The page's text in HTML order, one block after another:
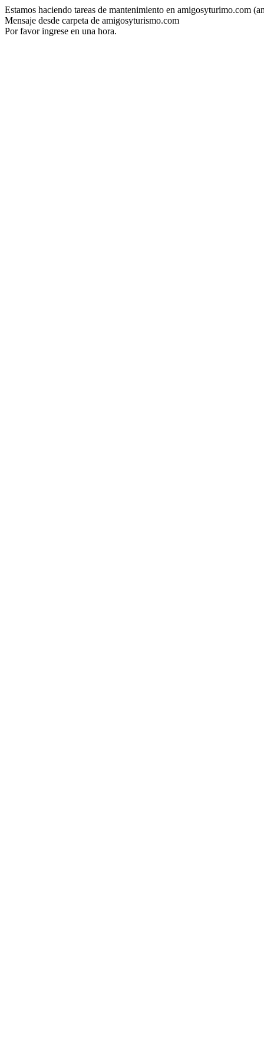
Estamos haciendo tareas de mantenimiento en amigosyturimo.com
Mensaje desde carpeta de amigosyturismo.com
Por favor ingrese en una hora.